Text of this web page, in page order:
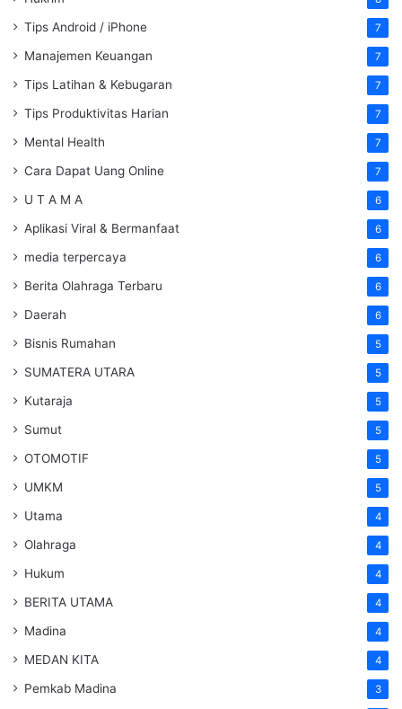
Tips Android / iPhone 7
Manajemen Keuangan 7
Tips Latihan & Kebugaran 7
Tips Produktivitas Harian 7
Mental Health 7
Cara Dapat Uang Online 7
U T A M A 6
Aplikasi Viral & Bermanfaat 6
media terpercaya 6
Berita Olahraga Terbaru 6
Daerah 6
Bisnis Rumahan 5
SUMATERA UTARA 5
Kutaraja 5
Sumut 5
OTOMOTIF 5
UMKM 5
Utama 4
Olahraga 4
Hukum 4
BERITA UTAMA 4
Madina 4
MEDAN KITA 4
Pemkab Madina 3